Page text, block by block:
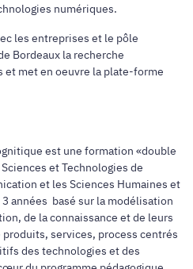
numériques.
les entreprises et le pôle
Bordeaux la recherche
et met en oeuvre la plate-forme
est une formation «double
et Technologies de
et les Sciences Humaines et
années basé sur la modélisation
de la connaissance et de leurs
services, process centrés
des technologies et des